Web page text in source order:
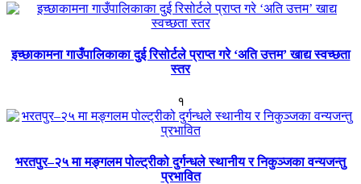
इच्छाकामना गाउँपालिकाका दुई रिसोर्टले प्राप्त गरे ‘अति उत्तम’ खाद्य स्वच्छता
स्तर
१
भरतपुर–२५ मा मङ्गलम पोल्ट्रीको दुर्गन्धले स्थानीय र निकुञ्जका वन्यजन्तु
प्रभावित